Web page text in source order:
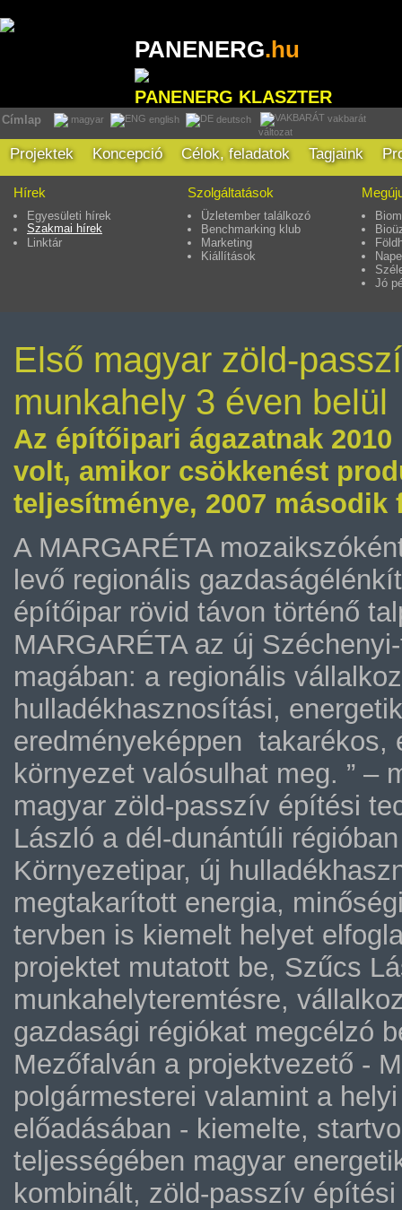
PANENERG.hu
PANENERG KLASZTER
Címlap magyar english deutsch
vakbarát
változat
Projektek Koncepció Célok, feladatok Tagjaink
Hírek
Egyesületi hírek
Szakmai hírek
Linktár
Szolgáltatások
Üzletember találkozó
Benchmarking klub
Marketing
Kiállítások
Jó
Első magyar zöld-
munkahely 3 éven belül
Az építőipari ágazatnak
volt, amikor csökkenést
teljesítménye, 2007
A MARGARÉTA
levő regionális
építőipar rövid távon történő
MARGARÉTA az új
magában: a regionális
hulladékhasznosítási,
eredményeképpen takarékos,
környezet valósulhat meg. ” –
magyar zöld-passzív építési
László a dél-dunántúli
Környezetipar, új
megtakarított energia,
tervben is kiemelt helyet
projektet mutatott be, Szűcs
munkahelyteremtésre,
gazdasági régiókat megcélzó
Mezőfalván a projektvezető -
polgármesterei valamint a
előadásában - kiemelte,
teljességében magyar
kombinált, zöld-passzív